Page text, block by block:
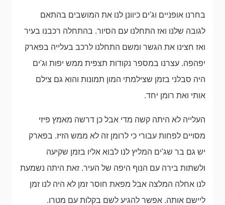
בחרנו אופניים וג'ים כיוונן לנו את המושבים בהתאם
לגובה שלנו ואז התחלנו עם הסיור. בהתחלה רכבנו בעיר
ואז חצינו את הגשר ומשם התחלנו לרכב בעלייה בפארק
יפהפה. עצרנו במספר נקודות תצפית ממש יפות וג'ים
היה סבלני בזמן שצילמתי המון תמונות והוא גם צילם
אותי ואת רומן יחד.
העלייה לא היתה קשה מדי אבל כן דרשה מאמץ פיזי
מסויים לפחות עבורי כי לרומן זה לא ממש הזיז. בפארק
יש גם בר שג'ים המליץ לנו לבוא אליו בזמן שקיעה
ולשתות בירה עם הנוף היפה של העיר. זאת היתה נשמעת
לנו אחלה המלצה אבל מפאת חוסר זמן לא היה לנו זמן
ליישם אותה. אפשר להגיע לשם בקלות עם מטרו.